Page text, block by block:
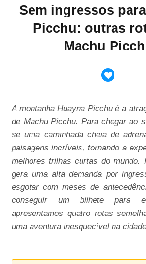
Sem ingressos
Picchu: outras
Machu
A montanha Huayna Picchu é a
de Machu Picchu. Para chegar ao
se uma caminhada cheia de
paisagens incríveis, tornando a
melhores trilhas curtas do mundo.
gera uma alta demanda por
esgotar com meses de
conseguir um bilhete para
apresentamos quatro rotas
uma aventura inesquecível na